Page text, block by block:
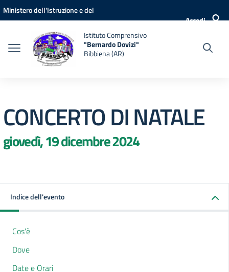
Vai ai contenuti
Vai al menu di navigazione
Vai al footer
Ministero dell'Istruzione e del
Accedi
Istituto Comprensivo
"Bernardo Dovizi"
Bibbiena (AR)
CONCERTO DI NATALE
giovedì, 19 dicembre 2024
Indice dell'evento
Cos'è
Dove
Date e Orari